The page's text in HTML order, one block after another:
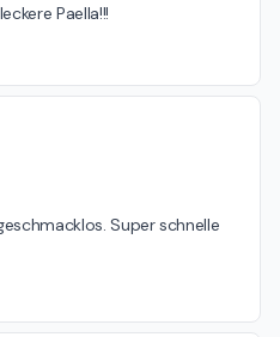
Paella!!!
Super schnelle